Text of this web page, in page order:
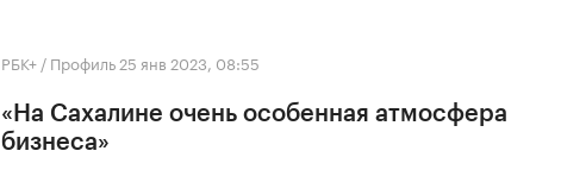
РБК+ / Профиль 25 янв 2023, 08:55
«На Сахалине очень особенная атмосфера
бизнеса»